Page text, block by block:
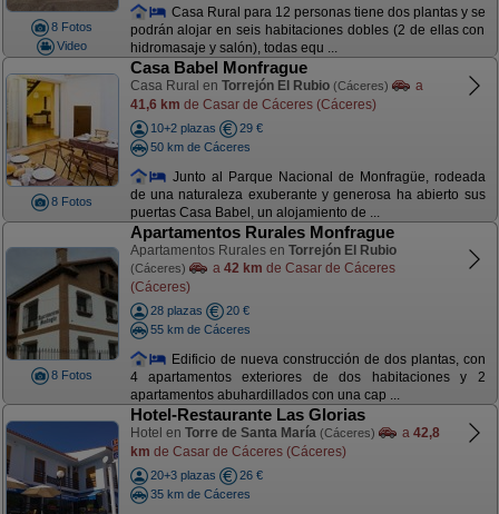
8 Fotos
Video
Casa Rural para 12 personas tiene dos plantas y se
podrán alojar en seis habitaciones dobles (2 de ellas con
hidromasaje y salón), todas equ ...
8 Fotos
Casa Babel Monfrague
Casa Rural en Torrejón El Rubio (Cáceres)
a
41,6 km de Casar de Cáceres (Cáceres)
10+2 plazas
29 €
50 km de Cáceres
Junto al Parque Nacional de Monfragüe, rodeada
de una naturaleza exuberante y generosa ha abierto sus
puertas Casa Babel, un alojamiento de ...
8 Fotos
Apartamentos Rurales Monfrague
Apartamentos Rurales en Torrejón El Rubio
(Cáceres) a 42 km de Casar de Cáceres
(Cáceres)
28 plazas
20 €
55 km de Cáceres
Edificio de nueva construcción de dos plantas, con
4 apartamentos exteriores de dos habitaciones y 2
apartamentos abuhardillados con una cap ...
Hotel-Restaurante Las Glorias
Hotel en Torre de Santa María (Cáceres) a 42,8
km de Casar de Cáceres (Cáceres)
20+3 plazas
26 €
35 km de Cáceres